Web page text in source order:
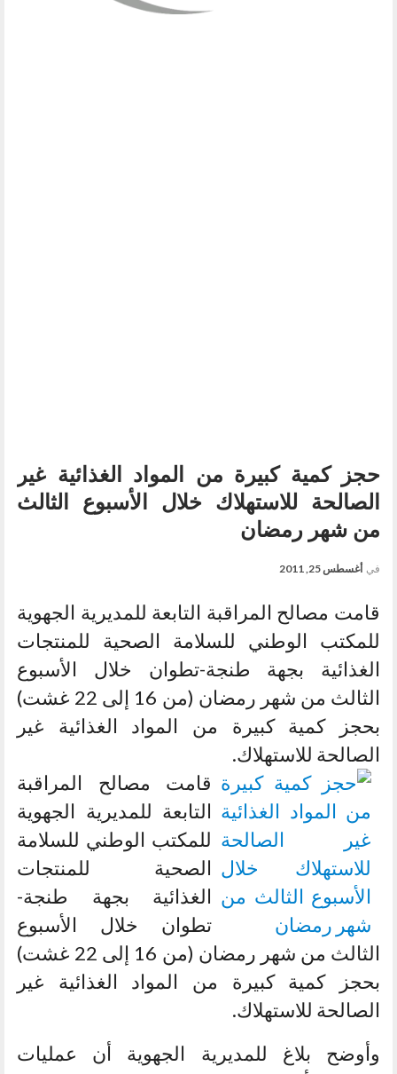
حجز كمية كبيرة من المواد الغذائية غير
الصالحة للاستهلاك خلال الأسبوع الثالث
من شهر رمضان
في أغسطس 25, 2011
قامت مصالح المراقبة التابعة للمديرية الجهوية
للمكتب الوطني للسلامة الصحية للمنتجات
الغذائية بجهة طنجة-تطوان خلال الأسبوع
الثالث من شهر رمضان (من 16 إلى 22 غشت)
بحجز كمية كبيرة من المواد الغذائية غير
الصالحة للاستهلاك.
قامت مصالح المراقبة
التابعة للمديرية الجهوية
للمكتب الوطني للسلامة
الصحية للمنتجات
الغذائية بجهة طنجة-
تطوان خلال الأسبوع
الثالث من شهر رمضان (من 16 إلى 22 غشت)
بحجز كمية كبيرة من المواد الغذائية غير
الصالحة للاستهلاك.
وأوضح بلاغ للمديرية الجهوية أن عمليات